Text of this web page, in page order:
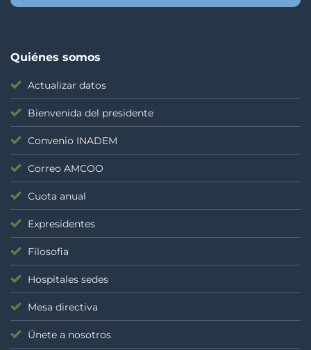
Quiénes somos
Actualizar datos
Bienvenida del presidente
Convenio INADEM
Correo AMCOO
Cuota anual
Expresidentes
Filosofia
Hospitales sedes
Mesa directiva
Únete a nosotros